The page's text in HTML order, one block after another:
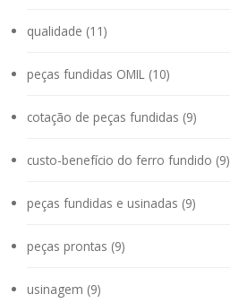
qualidade (11)
peças fundidas OMIL (10)
cotação de peças fundidas (9)
custo-benefício do ferro fundido (9)
peças fundidas e usinadas (9)
peças prontas (9)
usinagem (9)